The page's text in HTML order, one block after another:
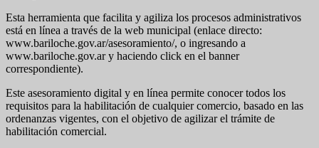
Esta herramienta que facilita y agiliza los procesos administrativos
está en línea a través de la web municipal (enlace directo:
www.bariloche.gov.ar/asesoramiento/, o ingresando a
www.bariloche.gov.ar y haciendo click en el banner
correspondiente).
Este asesoramiento digital y en línea permite conocer todos los
requisitos para la habilitación de cualquier comercio, basado en las
ordenanzas vigentes, con el objetivo de agilizar el trámite de
habilitación comercial.